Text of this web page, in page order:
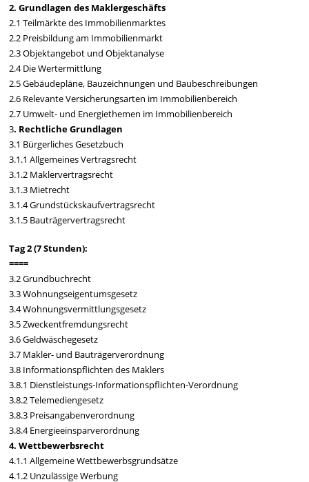
2. Grundlagen des Maklergeschäfts
2.1 Teilmärkte des Immobilienmarktes
2.2 Preisbildung am Immobilienmarkt
2.3 Objektangebot und Objektanalyse
2.4 Die Wertermittlung
2.5 Gebäudepläne, Bauzeichnungen und Baubeschreibungen
2.6 Relevante Versicherungsarten im Immobilienbereich
2.7 Umwelt- und Energiethemen im Immobilienbereich
3. Rechtliche Grundlagen
3.1 Bürgerliches Gesetzbuch
3.1.1 Allgemeines Vertragsrecht
3.1.2 Maklervertragsrecht
3.1.3 Mietrecht
3.1.4 Grundstückskaufvertragsrecht
3.1.5 Bauträgervertragsrecht
Tag 2 (7 Stunden):
====
3.2 Grundbuchrecht
3.3 Wohnungseigentumsgesetz
3.4 Wohnungsvermittlungsgesetz
3.5 Zweckentfremdungsrecht
3.6 Geldwäschegesetz
3.7 Makler- und Bauträgerverordnung
3.8 Informationspflichten des Maklers
3.8.1 Dienstleistungs-Informationspflichten-Verordnung
3.8.2 Telemediengesetz
3.8.3 Preisangabenverordnung
3.8.4 Energieeinsparverordnung
4. Wettbewerbsrecht
4.1.1 Allgemeine Wettbewerbsgrundsätze
4.1.2 Unzulässige Werbung